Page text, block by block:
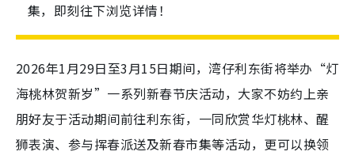
集，即刻往下浏览详情！
2026年1月29日至3月15日期间，湾仔利东街将举办“灯
海桃林贺新岁”一系列新春节庆活动，大家不妨约上亲
朋好友于活动期间前往利东街，一同欣赏华灯桃林、醒
狮表演、参与挥春派送及新春市集等活动，更可以换领